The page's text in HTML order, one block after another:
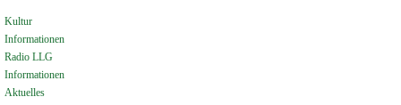
Kultur
Informationen
Radio LLG
Informationen
Aktuelles